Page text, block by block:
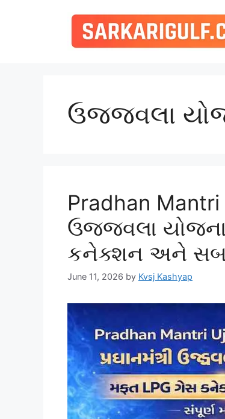
ઉજ્જ્વલા
Pradhan
ઉજ્જ્વલા
કનેક્શન અને
June 11, 2026 by Kvsj Kashyap